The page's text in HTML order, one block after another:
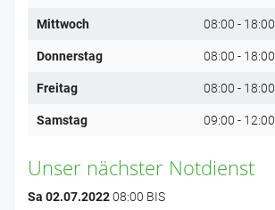
Mittwoch 08:00 - 18:00
Donnerstag 08:00 - 18:00
Freitag 08:00 - 18:00
Samstag 09:00 - 12:00
Unser nächster Notdienst
Sa 02.07.202208:00 BIS